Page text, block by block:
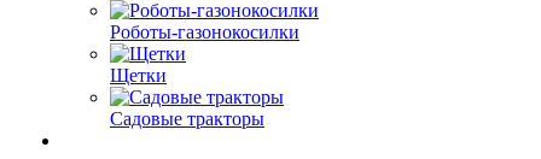
Роботы-газонокосилки
Щетки
Садовые тракторы